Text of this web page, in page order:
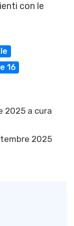
con le
16
2025 a cura
2025